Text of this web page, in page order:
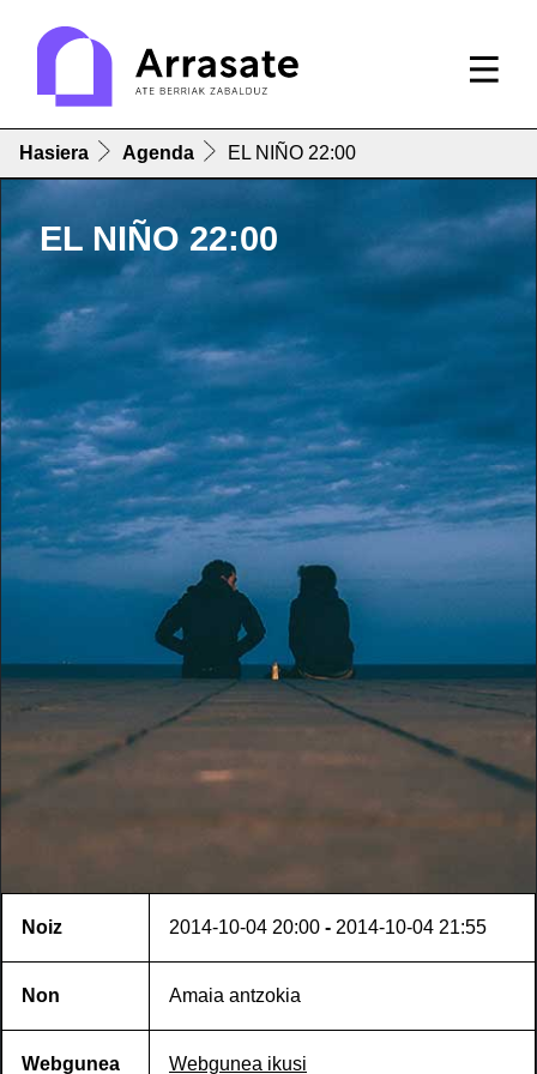
Hasiera Agenda EL NIÑO 22:00
EL NIÑO 22:00
Noiz 2014-10-04 20:00 - 2014-10-04 21:55
Non Amaia antzokia
Webgunea Webgunea ikusi